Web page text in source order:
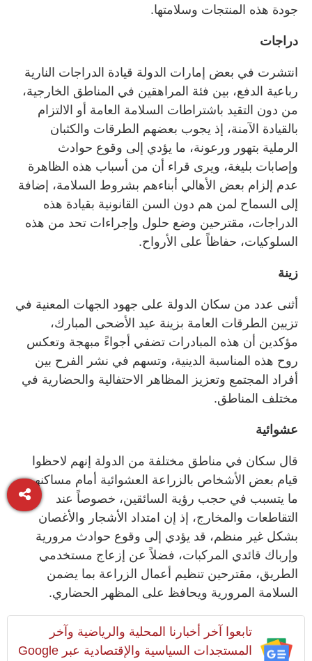
جودة هذه المنتجات وسلامتها.
دراجات
انتشرت في بعض إمارات الدولة قيادة الدراجات النارية
رباعية الدفع، بين فئة المراهقين في المناطق الخارجية،
من دون التقيد باشتراطات السلامة العامة أو الالتزام
بالقيادة الآمنة، إذ يجوب بعضهم الطرقات والكثبان
الرملية بتهور ورعونة، ما يؤدي إلى وقوع حوادث
وإصابات بليغة، ويرى قراء أن من أسباب هذه الظاهرة
عدم إلزام بعض الأهالي أبناءهم بشروط السلامة، إضافة
إلى السماح لمن هم دون السن القانونية بقيادة هذه
الدراجات، مقترحين وضع حلول وإجراءات تحد من هذه
السلوكيات، حفاظاً على الأرواح.
زينة
أثنى عدد من سكان الدولة على جهود الجهات المعنية في
تزيين الطرقات العامة بزينة عيد الأضحى المبارك،
مؤكدين أن هذه المبادرات تضفي أجواءً مبهجة وتعكس
روح هذه المناسبة الدينية، وتسهم في نشر الفرح بين
أفراد المجتمع وتعزيز المظاهر الاحتفالية والحضارية في
مختلف المناطق.
عشوائية
قال سكان في مناطق مختلفة من الدولة إنهم لاحظوا
قيام بعض الأشخاص بالزراعة العشوائية أمام مساكنهم،
ما يتسبب في حجب رؤية السائقين، خصوصاً عند
التقاطعات والمخارج، إذ إن امتداد الأشجار والأغصان
بشكل غير منظم، قد يؤدي إلى وقوع حوادث مرورية
وإرباك قائدي المركبات، فضلاً عن إزعاج مستخدمي
الطريق، مقترحين تنظيم أعمال الزراعة بما يضمن
السلامة المرورية ويحافظ على المظهر الحضاري.
تابعوا آخر أخبارنا المحلية والرياضية وآخر
المستجدات السياسية والإقتصادية عبر Google